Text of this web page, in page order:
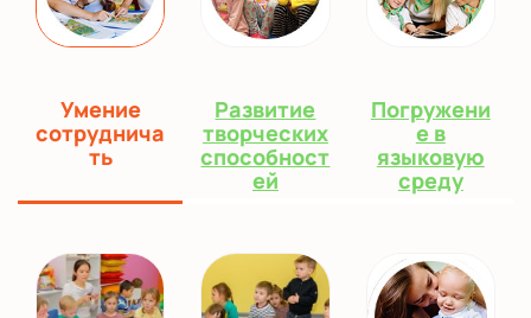
Умение
сотруднича
ть
Развитие
творческих
способност
ей
Погружени
е в
языковую
среду